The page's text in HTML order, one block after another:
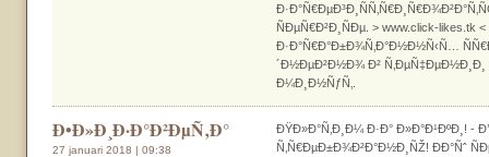
ÑÐµÑ€Ð²Ð¸ÑÐµ. > www.click-likes.tk
Ð·Ð°Ñ€Ð°Ð±Ð¾Ñ‚Ð°Ð½Ð½Ñ‹Ñ…
´Ð½ÐµÐ²Ð½Ð¾ Ð²
Ð¼Ð¸Ð½ÑƒÑ‚.
Ð•Ð»Ð¸Ð·Ð°Ð²ÐµÑ‚Ð°
27 januari 2018 | 09:38
ÐŸÐ»Ð°Ñ‚Ð¸Ð¼ Ð·Ð° Ð»Ð°Ð¹ÐºÐ¸! -
Ñ‚Ñ€ÐµÐ±Ð¾Ð²Ð°Ð½Ð¸ÑŽ! ÐÐ°Ñˆ